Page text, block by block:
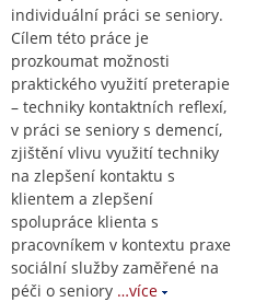
individuální práci se seniory.
Cílem této práce je
prozkoumat možnosti
praktického využití preterapie
– techniky kontaktních reflexí,
v práci se seniory s demencí,
zjištění vlivu využití techniky
na zlepšení kontaktu s
klientem a zlepšení
spolupráce klienta s
pracovníkem v kontextu praxe
sociální služby zaměřené na
péči o seniory …více